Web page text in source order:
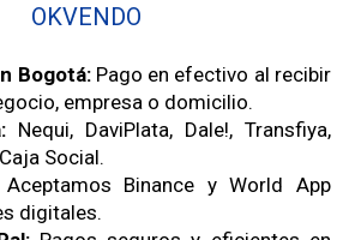
OKVENDO
Bogotá:Pago en efectivo al recibir
empresa o domicilio.
Nequi, DaviPlata, Dale!, Transfiya,
Social.
Aceptamos Binance y World App
digitales.